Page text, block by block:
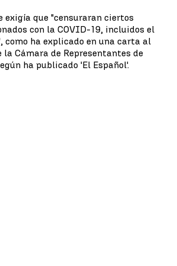
exigía que "censuraran ciertos
con la COVID-19, incluidos el
como ha explicado en una carta al
Cámara de Representantes de
ha publicado 'El Español'.